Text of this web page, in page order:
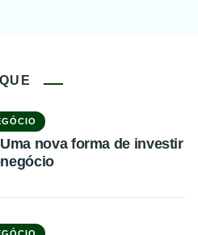
nova forma de investir